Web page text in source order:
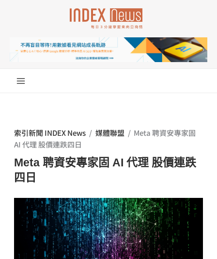
索引新聞 INDEX News / 媒體聯盟 / Meta 聘資安專家固
AI 代理 股價連跌四日
Meta 聘資安專家固 AI 代理 股價連跌
四日